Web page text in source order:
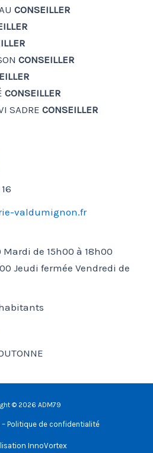
CONSEILLER
CONSEILLER
CONSEILLER
SADRECONSEILLER
valdumignon.fr
de 15h00 à 18h00
Jeudi fermée Vendredi de
habitants
© 2026 ADM79
Politique de confidentialité
InnoVortex